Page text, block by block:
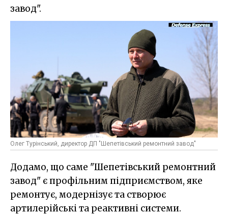
завод".
Олег Турінський, директор ДП "Шепетівський ремонтний завод"
Додамо, що саме "Шепетівський ремонтний
завод" є профільним підприємством, яке
ремонтує, модернізує та створює
артилерійські та реактивні системи.